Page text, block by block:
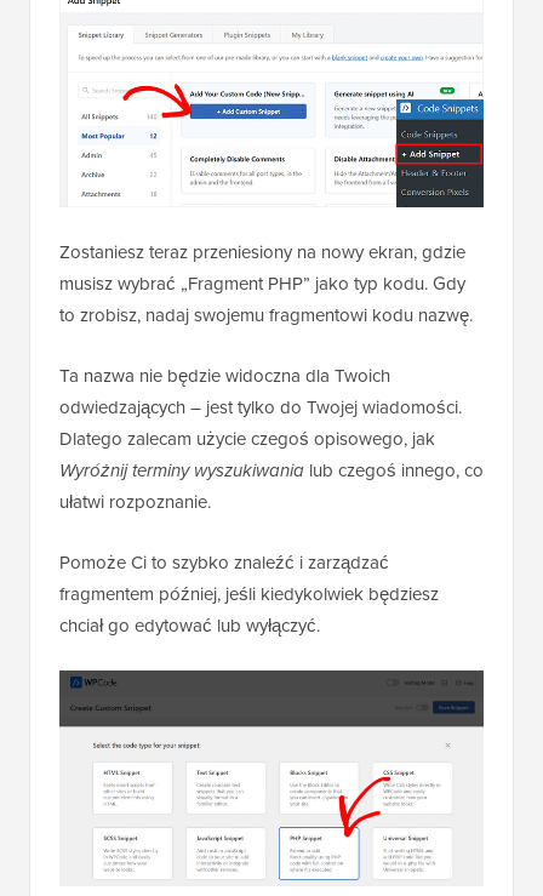
Zostaniesz teraz przeniesiony na nowy ekran, gdzie
musisz wybrać „Fragment PHP” jako typ kodu. Gdy
to zrobisz, nadaj swojemu fragmentowi kodu nazwę.
Ta nazwa nie będzie widoczna dla Twoich
odwiedzających – jest tylko do Twojej wiadomości.
Dlatego zalecam użycie czegoś opisowego, jak
Wyróżnij terminy wyszukiwania lub czegoś innego, co
ułatwi rozpoznanie.
Pomoże Ci to szybko znaleźć i zarządzać
fragmentem później, jeśli kiedykolwiek będziesz
chciał go edytować lub wyłączyć.